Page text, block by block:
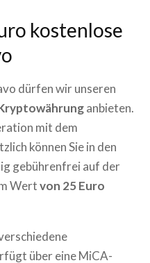
kostenlose
dürfen wir unseren
anbieten.
mit dem
können Sie in den
gebührenfrei auf der
Wertvon 25 Euro
über eine MiCA-